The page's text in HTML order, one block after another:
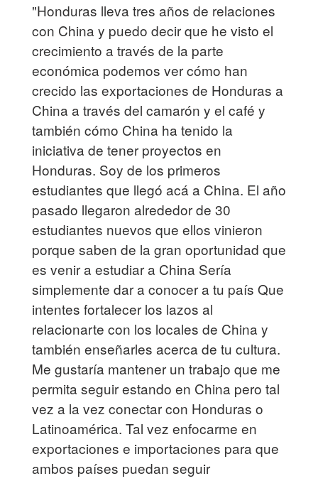
"Honduras lleva tres años de relaciones
con China y puedo decir que he visto el
crecimiento a través de la parte
económica podemos ver cómo han
crecido las exportaciones de Honduras a
China a través del camarón y el café y
también cómo China ha tenido la
iniciativa de tener proyectos en
Honduras. Soy de los primeros
estudiantes que llegó acá a China. El año
pasado llegaron alrededor de 30
estudiantes nuevos que ellos vinieron
porque saben de la gran oportunidad que
es venir a estudiar a China Sería
simplemente dar a conocer a tu país Que
intentes fortalecer los lazos al
relacionarte con los locales de China y
también enseñarles acerca de tu cultura.
Me gustaría mantener un trabajo que me
permita seguir estando en China pero tal
vez a la vez conectar con Honduras o
Latinoamérica. Tal vez enfocarme en
exportaciones e importaciones para que
ambos países puedan seguir